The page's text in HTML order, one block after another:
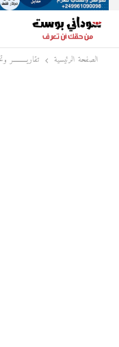
الصفحة الرئيسية تقاريــــــــــر